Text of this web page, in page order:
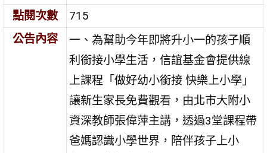
點閱次數
715
公告內容
一、為幫助今年即將升小一的孩子順
利銜接小學生活，信誼基金會提供線
上課程「做好幼小銜接 快樂上小學」
讓新生家長免費觀看，由北市大附小
資深教師張偉萍主講，透過3堂課程帶
爸媽認識小學世界，陪伴孩子上小